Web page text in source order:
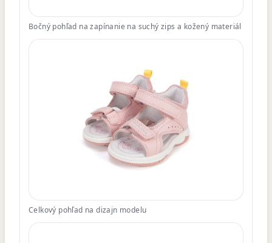
Bočný pohľad na zapínanie na suchý zips a kožený materiál
Celkový pohľad na dizajn modelu